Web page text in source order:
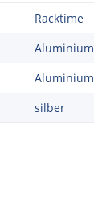
Racktime
Aluminium
Aluminium
silber